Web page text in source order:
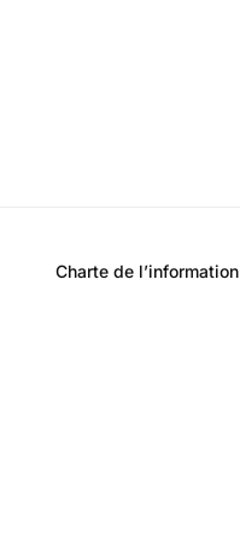
Charte de l’information